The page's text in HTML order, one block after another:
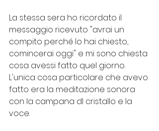
La stessa sera ho ricordato il
messaggio ricevuto "avrai un
compito perché lo hai chiesto,
comincerai oggi" e mi sono chiesta
cosa avessi fatto quel giorno.
L'unica cosa particolare che avevo
fatto era la meditazione sonora
con la campana dl cristallo e la
voce.